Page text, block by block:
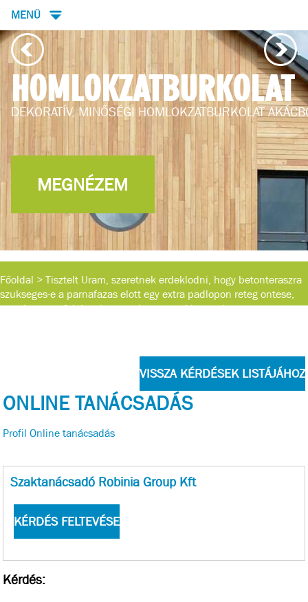
MENÜ
HOMLOKZATBURKOLAT
DEKORATÍV, MINŐSÉGI HOMLOKZATBURKOLAT
MEGNÉZEM
Főoldal >Tisztelt Uram, szeretnek erdeklodni, hogy betonteraszra
szukseges-e a parnafazas elott egy extra padlopon reteg ontese,
vagy ha megefelelo a beton minosege, akkor mehet ra rogton a
ONLINE TANÁCSADÁS
Profil Online tanácsadás
Szaktanácsadó Robinia Group Kft
Kérdés: